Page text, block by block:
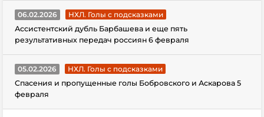
06.02.2026
НХЛ. Голы с подсказками
Ассистентский дубль Барбашева и еще пять
результативных передач россиян 6 февраля
05.02.2026
НХЛ. Голы с подсказками
Спасения и пропущенные голы Бобровского и Аскарова 5
февраля